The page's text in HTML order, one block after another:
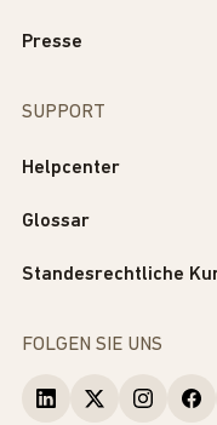
Presse
SUPPORT
Helpcenter
Glossar
Standesrechtliche
FOLGEN SIE UNS